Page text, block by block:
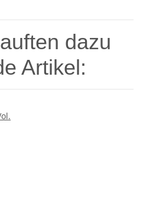
dazu
Artikel: